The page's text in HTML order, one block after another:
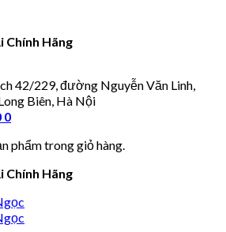
Chính Hãng
42/229, đường Nguyễn Văn Linh,
Biên, Hà Nội
0
phẩm trong giỏ hàng.
Chính Hãng